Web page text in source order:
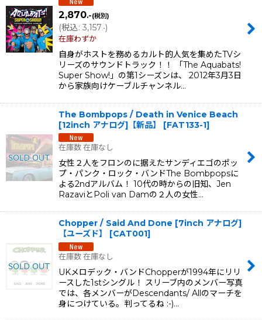
2,870.-(税別)
(税込: 3,157.-)
在庫わずか
自身がホストを務めるカルト的人気を集めたTVシ
リーズのサウンドトラック！！ 「The Aquabats!
Super Show!」の第1シーズンは、 2012年3月3日
から家族向けケーブルチャンネル…
The Bombpops ‎/ Death in Venice Beach
[12inch アナログ]【新品】
[FAT133-1]
在庫数 在庫なし
女性２人をフロンのに据えたサンディエゴのポッ
プ・パンク・ロック・バンドThe Bombpopsに
よる2ndアルバム！ 10代の時からの旧知、Jen
RazaviとPoli van Damの２人の女性…
Chopper / Said And Done [7inch アナログ]
【ユーズド】
[CAT001]
在庫数 在庫なし
UKメロデック・バンドChopperが1994年にリリ
ースした1stシングル！ スリーブ内のメンバー写真
では、各メンバーがDescendants/ Allのマーチを
身につけている。判ってるね :-)…